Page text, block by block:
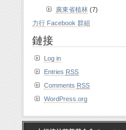
廣東省植林 (7)
力行 Facebook 群組
鏈接
Log in
Entries RSS
Comments RSS
WordPress.org